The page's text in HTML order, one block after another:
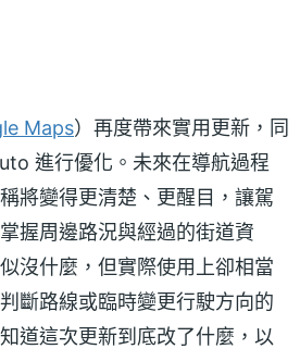
Maps）再度帶來實用更新，同
進行優化。未來在導航過程
將變得更清楚、更醒目，讓駕
握周邊路況與經過的街道資
沒什麼，但實際使用上卻相當
斷路線或臨時變更行駛方向的
道這次更新到底改了什麼，以